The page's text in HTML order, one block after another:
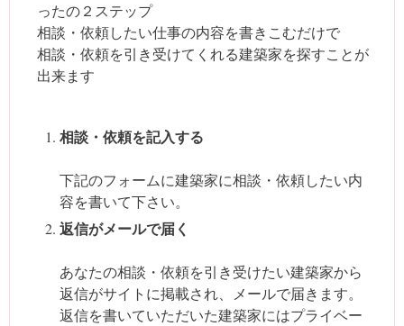
ったの２ステップ
相談・依頼したい仕事の内容を書きこむだけで
相談・依頼を引き受けてくれる建築家を探すことが
出来ます
相談・依頼を記入する
下記のフォームに建築家に相談・依頼したい内
容を書いて下さい。
返信がメールで届く
あなたの相談・依頼を引き受けたい建築家から
返信がサイトに掲載され、メールで届きます。
返信を書いていただいた建築家にはプライベー